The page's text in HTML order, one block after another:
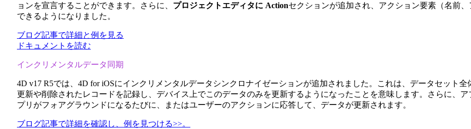
ョンを宣言することができます。さらに、 プロジェクトエディタに Actionセクションが追加され、アクション要素（名前
できるようになりました。
ブログ記事で詳細と例を見る
ドキュメントを読む
インクリメンタルデータ同期
4D v17 R5では、4D for iOSにインクリメンタルデータシンクロナイゼーションが追加されました。これは、データセット
更新や削除されたレコードを記録し、デバイス上でこのデータのみを更新するようになったことを意味します。さらに、
プリがフォアグラウンドになるたびに、またはユーザーのアクションに応答して、データが更新されます。
ブログ記事で詳細を確認し、例を見つける>>。